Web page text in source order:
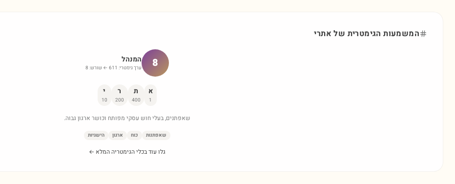
המשמעות הגימטרית של אתרי
8 המנהל
ערך גימטרי: 611 ← שורש: 8
א
1
ת
400
ר
200
י
10
שאפתנים, בעלי חוש עסקי מפותח וכושר ארגון גבוה.
שאפתנות כוח ארגון הישגיות
גלו עוד בכלי הגימטריה המלא ←